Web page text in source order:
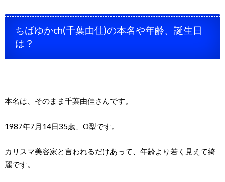
ちばゆかch(千葉由佳)の本名や年齢、誕生日
は？
本名は、そのまま千葉由佳さんです。
1987年7月14日35歳、O型です。
カリスマ美容家と言われるだけあって、年齢より若く見えて綺
麗です。